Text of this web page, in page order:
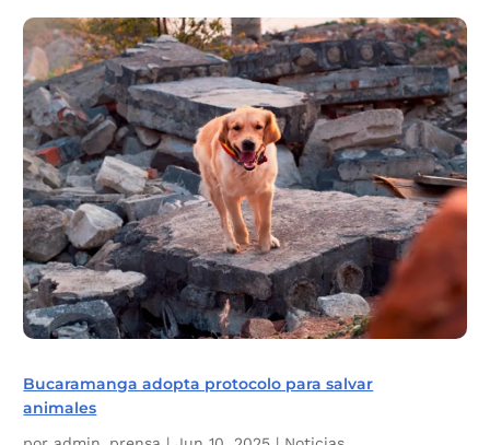
Bucaramanga adopta protocolo para salvar
animales